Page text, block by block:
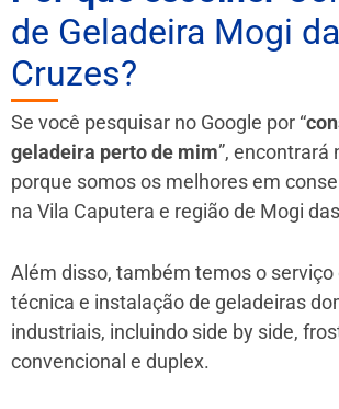
de Geladeira Mogi
Cruzes?
Se você pesquisar no Google por “
geladeira perto de mim”, encontrará
porque somos os melhores em
na Vila Caputera e região de Mogi
Além disso, também temos o serviço
técnica e instalação de geladeiras
industriais, incluindo side by side,
convencional e duplex.